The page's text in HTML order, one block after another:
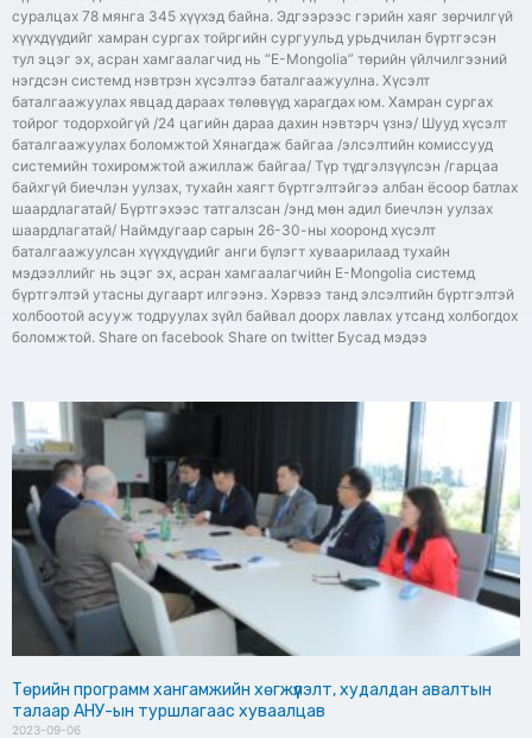
суралцах 78 мянга 345 хүүхэд байна. Эдгээрээс гэрийн хаяг зөрчилгүй
хүүхдүүдийг хамран сургах тойргийн сургуульд урьдчилан бүртгэсэн
тул эцэг эх, асран хамгаалагчид нь “E-Mongоlia” төрийн үйлчилгээний
нэгдсэн системд нэвтрэн хүсэлтээ баталгаажуулна. Хүсэлт
баталгаажуулах явцад дараах төлөвүүд харагдах юм. Хамран сургах
тойрог тодорхойгүй /24 цагийн дараа дахин нэвтэрч үзнэ/ Шууд хүсэлт
баталгаажуулах боломжтой Хянагдаж байгаа /элсэлтийн комиссууд
системийн тохиромжтой ажиллаж байгаа/ Түр түдгэлзүүлсэн /гарцаа
байхгүй биечлэн уулзах, тухайн хаягт бүртгэлтэйгээ албан ёсоор батлах
шаардлагатай/ Бүртгэхээс татгалзсан /энд мөн адил биечлэн уулзах
шаардлагатай/ Наймдугаар сарын 26-30-ны хооронд хүсэлт
баталгаажуулсан хүүхдүүдийг анги бүлэгт хуваарилаад тухайн
мэдээллийг нь эцэг эх, асран хамгаалагчийн E-Mongolia системд
бүртгэлтэй утасны дугаарт илгээнэ. Хэрвээ танд элсэлтийн бүртгэлтэй
холбоотой асууж тодруулах зүйл байвал доорх лавлах утсанд холбогдох
боломжтой. Share on facebook Share on twitter Бусад мэдээ
Төрийн программ хангамжийн хөгжүүлэлт, худалдан авалтын
талаар АНУ-ын туршлагаас хуваалцав
2023-09-06